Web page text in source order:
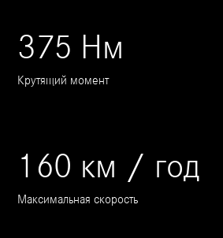
375 Нм
Крутящий момент
160 км / год
Максимальная скорость